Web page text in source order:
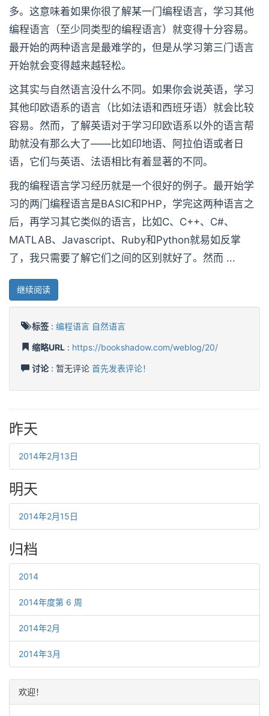
多。这意味着如果你很了解某一门编程语言，学习其他
编程语言（至少同类型的编程语言）就变得十分容易。
最开始的两种语言是最难学的，但是从学习第三门语言
开始就会变得越来越轻松。
这其实与自然语言没什么不同。如果你会说英语，学习
其他印欧语系的语言（比如法语和西班牙语）就会比较
容易。然而，了解英语对于学习印欧语系以外的语言帮
助就没有那么大了——比如印地语、阿拉伯语或者日
语，它们与英语、法语相比有着显著的不同。
我的编程语言学习经历就是一个很好的例子。最开始学
习的两门编程语言是BASIC和PHP，学完这两种语言之
后，再学习其它类似的语言，比如C、C++、C#、
MATLAB、Javascript、Ruby和Python就易如反掌
了，我只需要了解它们之间的区别就好了。然而 ...
继续阅读
标签 : 编程语言 自然语言
缩略URL : https://bookshadow.com/weblog/20/
讨论: 暂无评论 首先发表评论！
昨天
2014年2月13日
明天
2014年2月15日
归档
2014
2014年度第 6 周
2014年2月
2014年3月
欢迎！